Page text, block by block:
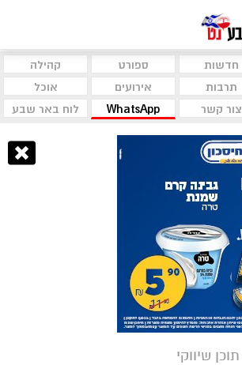
חדשות ספורט
קהילה
תרבות אירועים
אוכל
צור קשר WhatsApp לוח באר שבע
תוכן שיווקי